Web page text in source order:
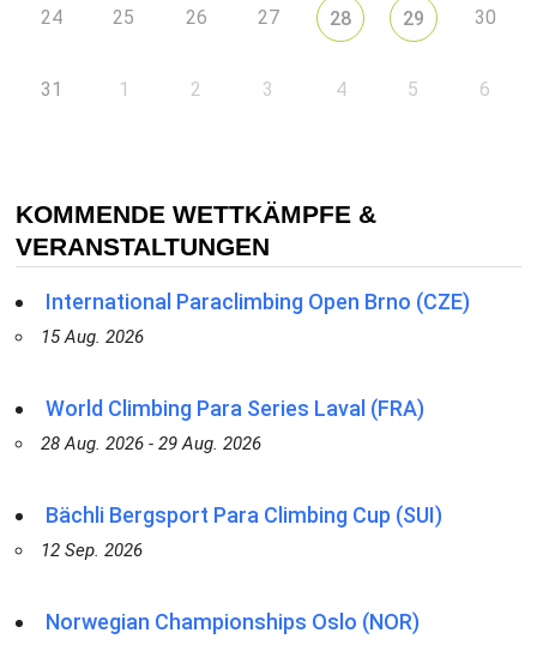
24 25 26 27 28 29 30
31 1 2 3 4 5 6
KOMMENDE WETTKÄMPFE &
VERANSTALTUNGEN
International Paraclimbing Open Brno (CZE)
15 Aug. 2026
World Climbing Para Series Laval (FRA)
28 Aug. 2026 - 29 Aug. 2026
Bächli Bergsport Para Climbing Cup (SUI)
12 Sep. 2026
Norwegian Championships Oslo (NOR)